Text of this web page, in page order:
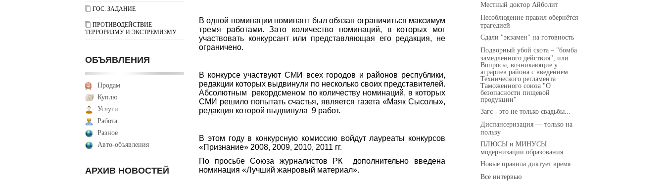
ГОС. ЗАДАНИЕ
ПРОТИВОДЕЙСТВИЕ
ТЕРРОРИЗМУ И ЭКСТРЕМИЗМУ
ОБЪЯВЛЕНИЯ
Продам
Куплю
Услуги
Работа
Разное
Авто-объявления
АРХИВ НОВОСТЕЙ
В одной номинации номинант был обязан ограничиться максимум
тремя работами. Зато количество номинаций, в которых мог
участвовать конкурсант или представляющая его редакция, не
ограничено.
В конкурсе участвуют СМИ всех городов и районов республики,
редакции которых выдвинули по несколько своих представителей.
Абсолютным
рекордсменом по количеству номинаций, в которых
СМИ решило попытать счастья, является газета «Маяк Сысолы»,
редакция которой выдвинула 9 работ.
В этом году в конкурсную комиссию войдут лауреаты конкурсов
«Признание» 2008, 2009, 2010, 2011 гг.
По просьбе Союза журналистов РК
дополнительно введена
номинация «Лучший жанровый материал».
Местный доктор Айболит
Несоблюдение правил обернётся
трагедией
Сдали "экзамен" на готовность
Подворный убой скота – "бомба
замедленного действия", или
Вопросы, возникающие у
аграриев района с введением
Технического регламента
Таможенного союза "О
безопасности пищевой
продукции"
Загс - это не только свадьбы...
Диспансеризация — только на
пользу
ПЛЮСЫ и МИНУСЫ
модернизации образования
Новые правила диктует время
Все интервью